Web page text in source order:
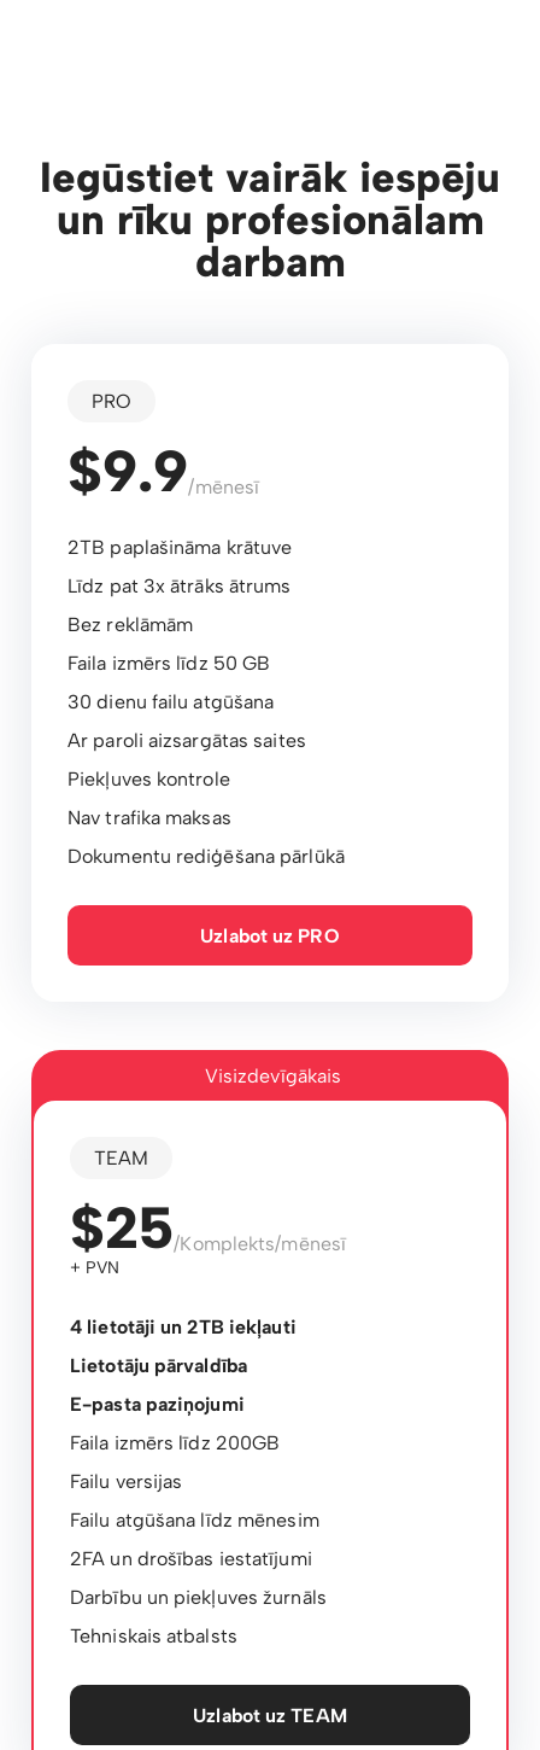
Iegūstiet vairāk iespēju
un rīku profesionālam
darbam
PRO
$9.9/mēnesī
2TB paplašināma krātuve
Līdz pat 3x ātrāks ātrums
Bez reklāmām
Faila izmērs līdz 50 GB
30 dienu failu atgūšana
Ar paroli aizsargātas saites
Piekļuves kontrole
Nav trafika maksas
Dokumentu rediģēšana pārlūkā
Uzlabot uz PRO
Visizdevīgākais
TEAM
$25/Komplekts/mēnesī
+ PVN
4 lietotāji un 2TB iekļauti
Lietotāju pārvaldība
E-pasta paziņojumi
Faila izmērs līdz 200GB
Failu versijas
Failu atgūšana līdz mēnesim
2FA un drošības iestatījumi
Darbību un piekļuves žurnāls
Tehniskais atbalsts
Uzlabot uz TEAM